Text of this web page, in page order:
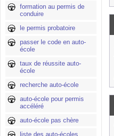
formation au permis de
conduire
le permis probatoire
passer le code en auto-
école
taux de réussite auto-
école
recherche auto-école
auto-école pour permis
accéléré
auto-école pas chère
liste des auto-écoles